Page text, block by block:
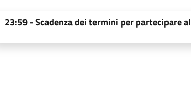
23:59 -Scadenza dei termini per partecipare